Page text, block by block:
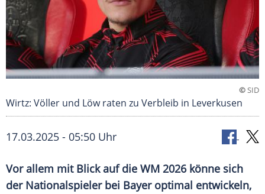
©SID
Wirtz: Völler und Löw raten zu Verbleib in Leverkusen
17.03.2025 - 05:50 Uhr
Vor allem mit Blick auf die WM 2026 könne sich
der Nationalspieler bei Bayer optimal entwickeln,